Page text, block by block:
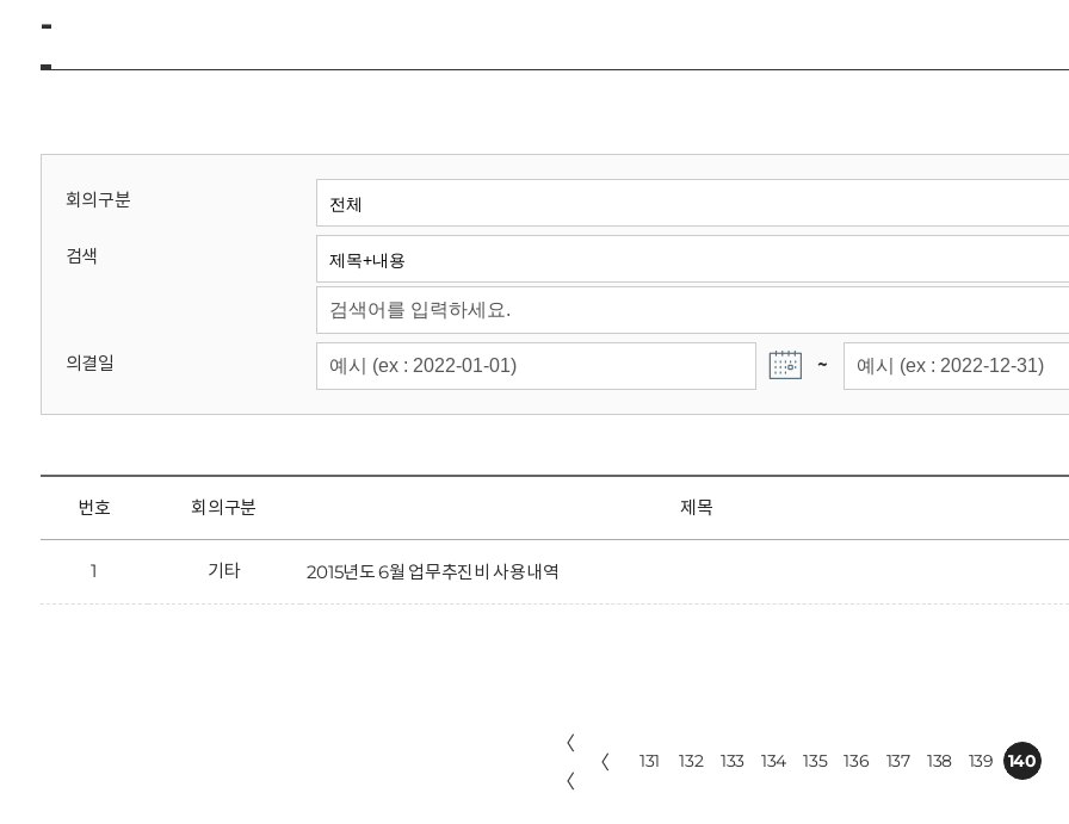
위
회
-
회의구분
검색
의결일 ~
번호 회의구분 제목
1 기타 2015년도 6월 업무추진비 사용내역
〈
〈
〈 131 132 133 134 135 136 137 138 139 140